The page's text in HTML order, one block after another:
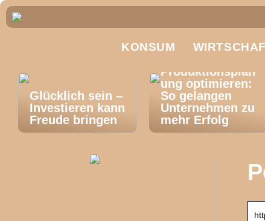
KONSUM
Glücklich sein –
Investieren kann
Freude bringen
Produktionsplan
ung optimieren:
So gelangen
Unternehmen zu
mehr Erfolg